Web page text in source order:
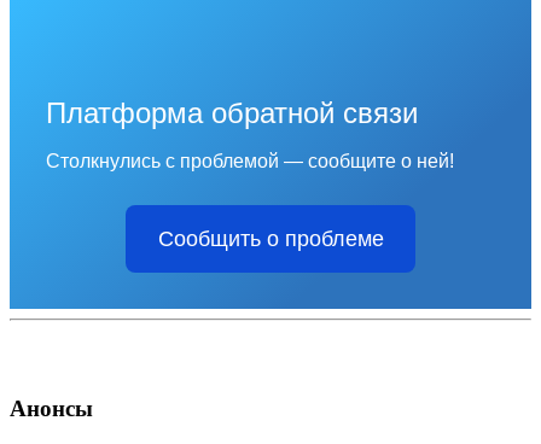
Платформа обратной связи
Столкнулись с проблемой — сообщите о ней!
Сообщить о проблеме
Анонсы